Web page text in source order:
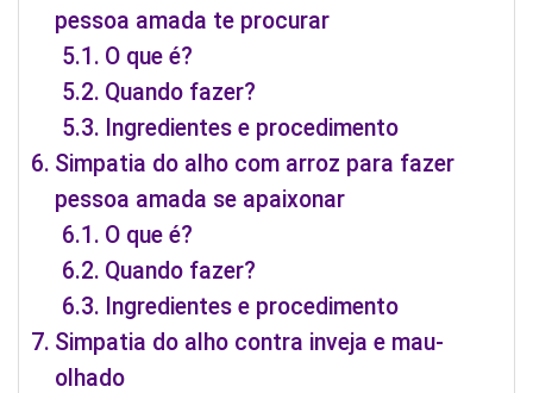
pessoa amada te procurar
O que é?
Quando fazer?
Ingredientes e procedimento
Simpatia do alho com arroz para fazer
pessoa amada se apaixonar
O que é?
Quando fazer?
Ingredientes e procedimento
Simpatia do alho contra inveja e mau-
olhado